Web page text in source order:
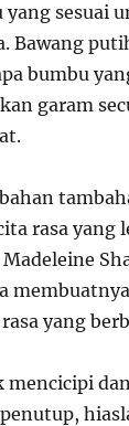
sesuai
Bawang
bumbu
garam
rasa yang
yang